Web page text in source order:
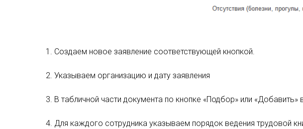
1. Создаем новое заявление соответствующей кнопкой.
2. Указываем организацию и дату заявления
3. В табличной части документа по кнопке «Подбор» или «Добавить»
4. Для каждого сотрудника указываем порядок ведения трудовой